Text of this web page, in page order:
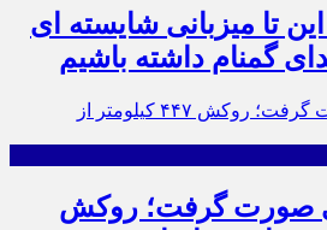
تا میزبانی شایسته ای
گمنام داشته باشیم
صورت گرفت؛ روکش